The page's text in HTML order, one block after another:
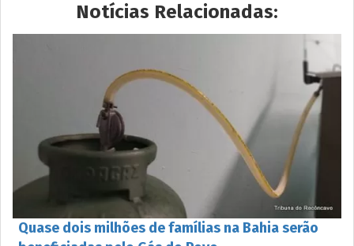
Notícias Relacionadas:
Quase dois milhões de famílias na Bahia serão